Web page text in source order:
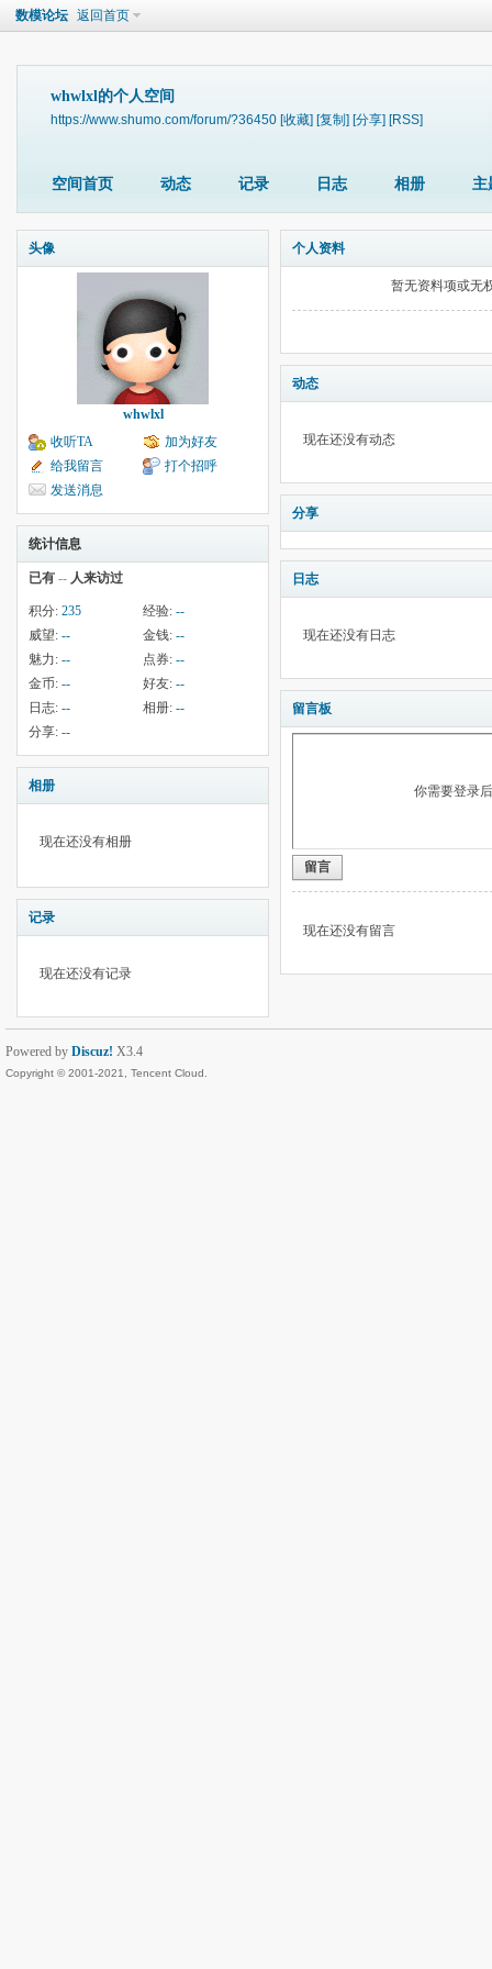
数模论坛 返回首页
whwlxl的个人空间
https://www.shumo.com/forum/?36450 [收藏] [复制] [分享] [RSS]
空间首页 动态 记录 日志 相册 主
头像
whwlxl
收听TA
加为好友
给我留言
打个招呼
发送消息
统计信息
已有 -- 人来访过
积分: 235 经验: --
威望: -- 金钱: --
魅力: -- 点券: --
金币: -- 好友: --
日志: -- 相册: --
分享: --
相册
现在还没有相册
记录
现在还没有记录
个人资料
暂无资料项或无
动态
现在还没有动态
分享
日志
现在还没有日志
留言板
你需要登录
留言
现在还没有留言
Powered by Discuz! X3.4
Copyright © 2001-2021, Tencent Cloud.